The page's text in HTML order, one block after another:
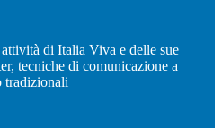
di Italia Viva e delle sue
tecniche di comunicazione a
tradizionali